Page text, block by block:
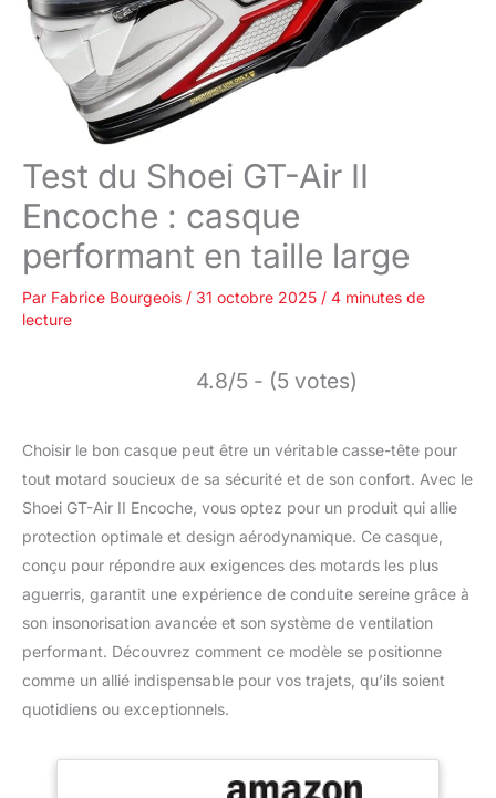
Test du Shoei GT-Air II
Encoche : casque
performant en taille large
Par Fabrice Bourgeois / 31 octobre 2025 / 4 minutes de
lecture
4.8/5 - (5 votes)
Choisir le bon casque peut être un véritable casse-tête pour
tout motard soucieux de sa sécurité et de son confort. Avec le
Shoei GT-Air II Encoche, vous optez pour un produit qui allie
protection optimale et design aérodynamique. Ce casque,
conçu pour répondre aux exigences des motards les plus
aguerris, garantit une expérience de conduite sereine grâce à
son insonorisation avancée et son système de ventilation
performant. Découvrez comment ce modèle se positionne
comme un allié indispensable pour vos trajets, qu’ils soient
quotidiens ou exceptionnels.